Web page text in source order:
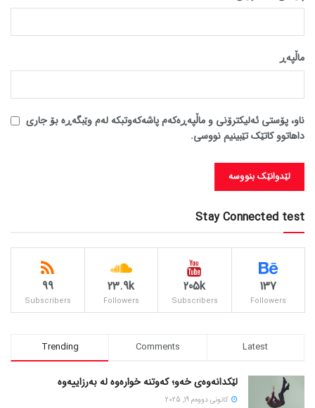
ماڵپه‌ڕ
ناو، پۆستی ئەلیکترۆنی و ماڵپەڕەکەم پاشەکەوتبکە لەم وێبگەڕە بۆ جاری
داهاتوو کاتێک تێبینیم نووسی.
Stay Connected test
137
Followers
205k
Subscribers
23.9k
Followers
99
Subscribers
Trending Comments Latest
لێکدانەوەی خەو؛ کەوتنە خوارەوە لە بەرزاییەوە
كانونی دووه‌م 19, 2025